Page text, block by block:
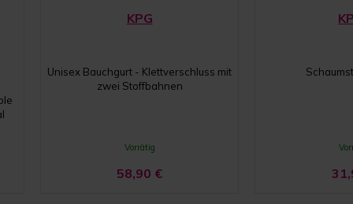
KPG
Unisex Bauchgurt - Klettverschluss mit
zwei Stoffbahnen
Vorrätig
58,90 €